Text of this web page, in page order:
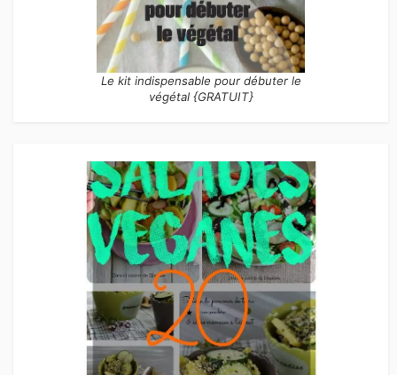
Le kit indispensable pour débuter le
végétal {GRATUIT}